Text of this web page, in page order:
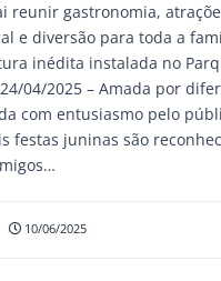
reunir gastronomia,
e diversão para toda a
inédita instalada no
24/04/2025 – Amada por
com entusiasmo pelo
festas juninas são
10/06/2025